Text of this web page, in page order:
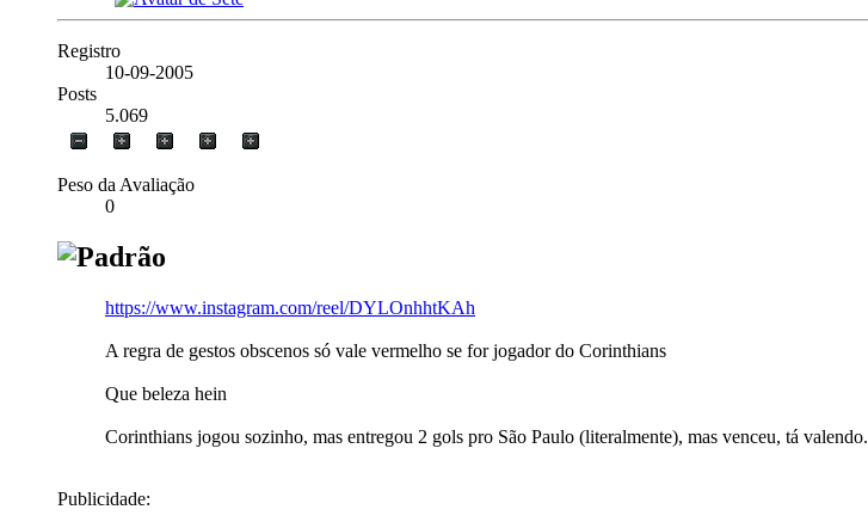
Registro
10-09-2005
Posts
5.069
Peso da Avaliação
0
https://www.instagram.com/reel/DYLOnhhtKAh
A regra de gestos obscenos só vale vermelho se for jogador do Corinthians
Que beleza hein
Corinthians jogou sozinho, mas entregou 2 gols pro São Paulo (literalmente), mas venceu, tá valendo.
Publicidade: